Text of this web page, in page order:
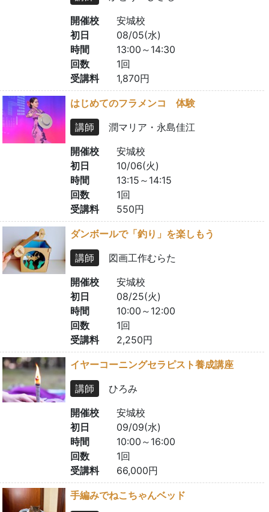
開催校
安城校
初日
08/05(水)
時間
13:00～14:30
回数
1回
受講料
1,870円
はじめてのフラメンコ 体験
講師
潤マリア・永島佳江
開催校
安城校
初日
10/06(火)
時間
13:15～14:15
回数
1回
受講料
550円
ダンボールで「釣り」を楽しもう
講師
図画工作むらた
開催校
安城校
初日
08/25(火)
時間
10:00～12:00
回数
1回
受講料
2,250円
イヤーコーニングセラピスト養成講座
講師
ひろみ
開催校
安城校
初日
09/09(水)
時間
10:00～16:00
回数
1回
受講料
66,000円
手編みでねこちゃんベッド